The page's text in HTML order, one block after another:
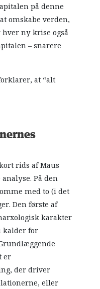
på denne
omskabe verden,
hver ny krise også
– snarere
at “alt
rids af Maus
På den
med to (i det
Den første af
karakter
kalder for
er
der driver
eller